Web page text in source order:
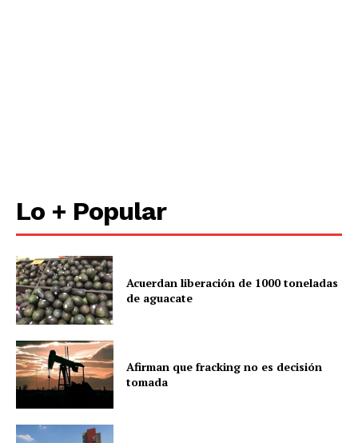
Lo + Popular
Acuerdan liberación de 1000 toneladas
de aguacate
Afirman que fracking no es decisión
tomada